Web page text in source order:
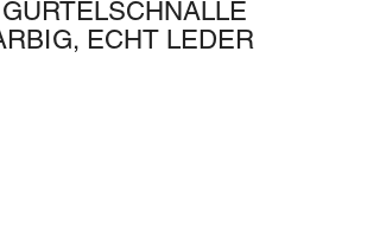
ECHT LEDER